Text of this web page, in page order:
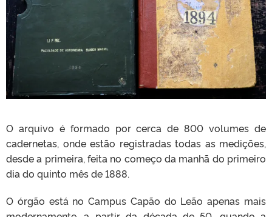
O arquivo é formado por cerca de 800 volumes de
cadernetas, onde estão registradas todas as medições,
desde a primeira, feita no começo da manhã do primeiro
dia do quinto mês de 1888.
O órgão está no Campus Capão do Leão apenas mais